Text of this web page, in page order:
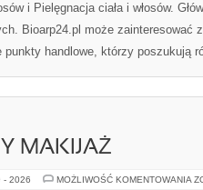
i Pielęgnacja ciała i włosów.
Bioarp24.pl może zainteresować
punkty handlowe, którzy poszukują
MAKIJAŻ
- 2026 MOŻLIWOŚĆ KOMENTOWANIA